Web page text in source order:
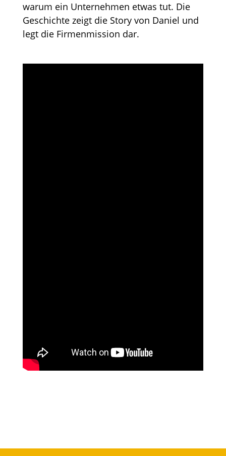
warum ein Unternehmen etwas tut. Die
Geschichte zeigt die Story von Daniel und
legt die Firmenmission dar.